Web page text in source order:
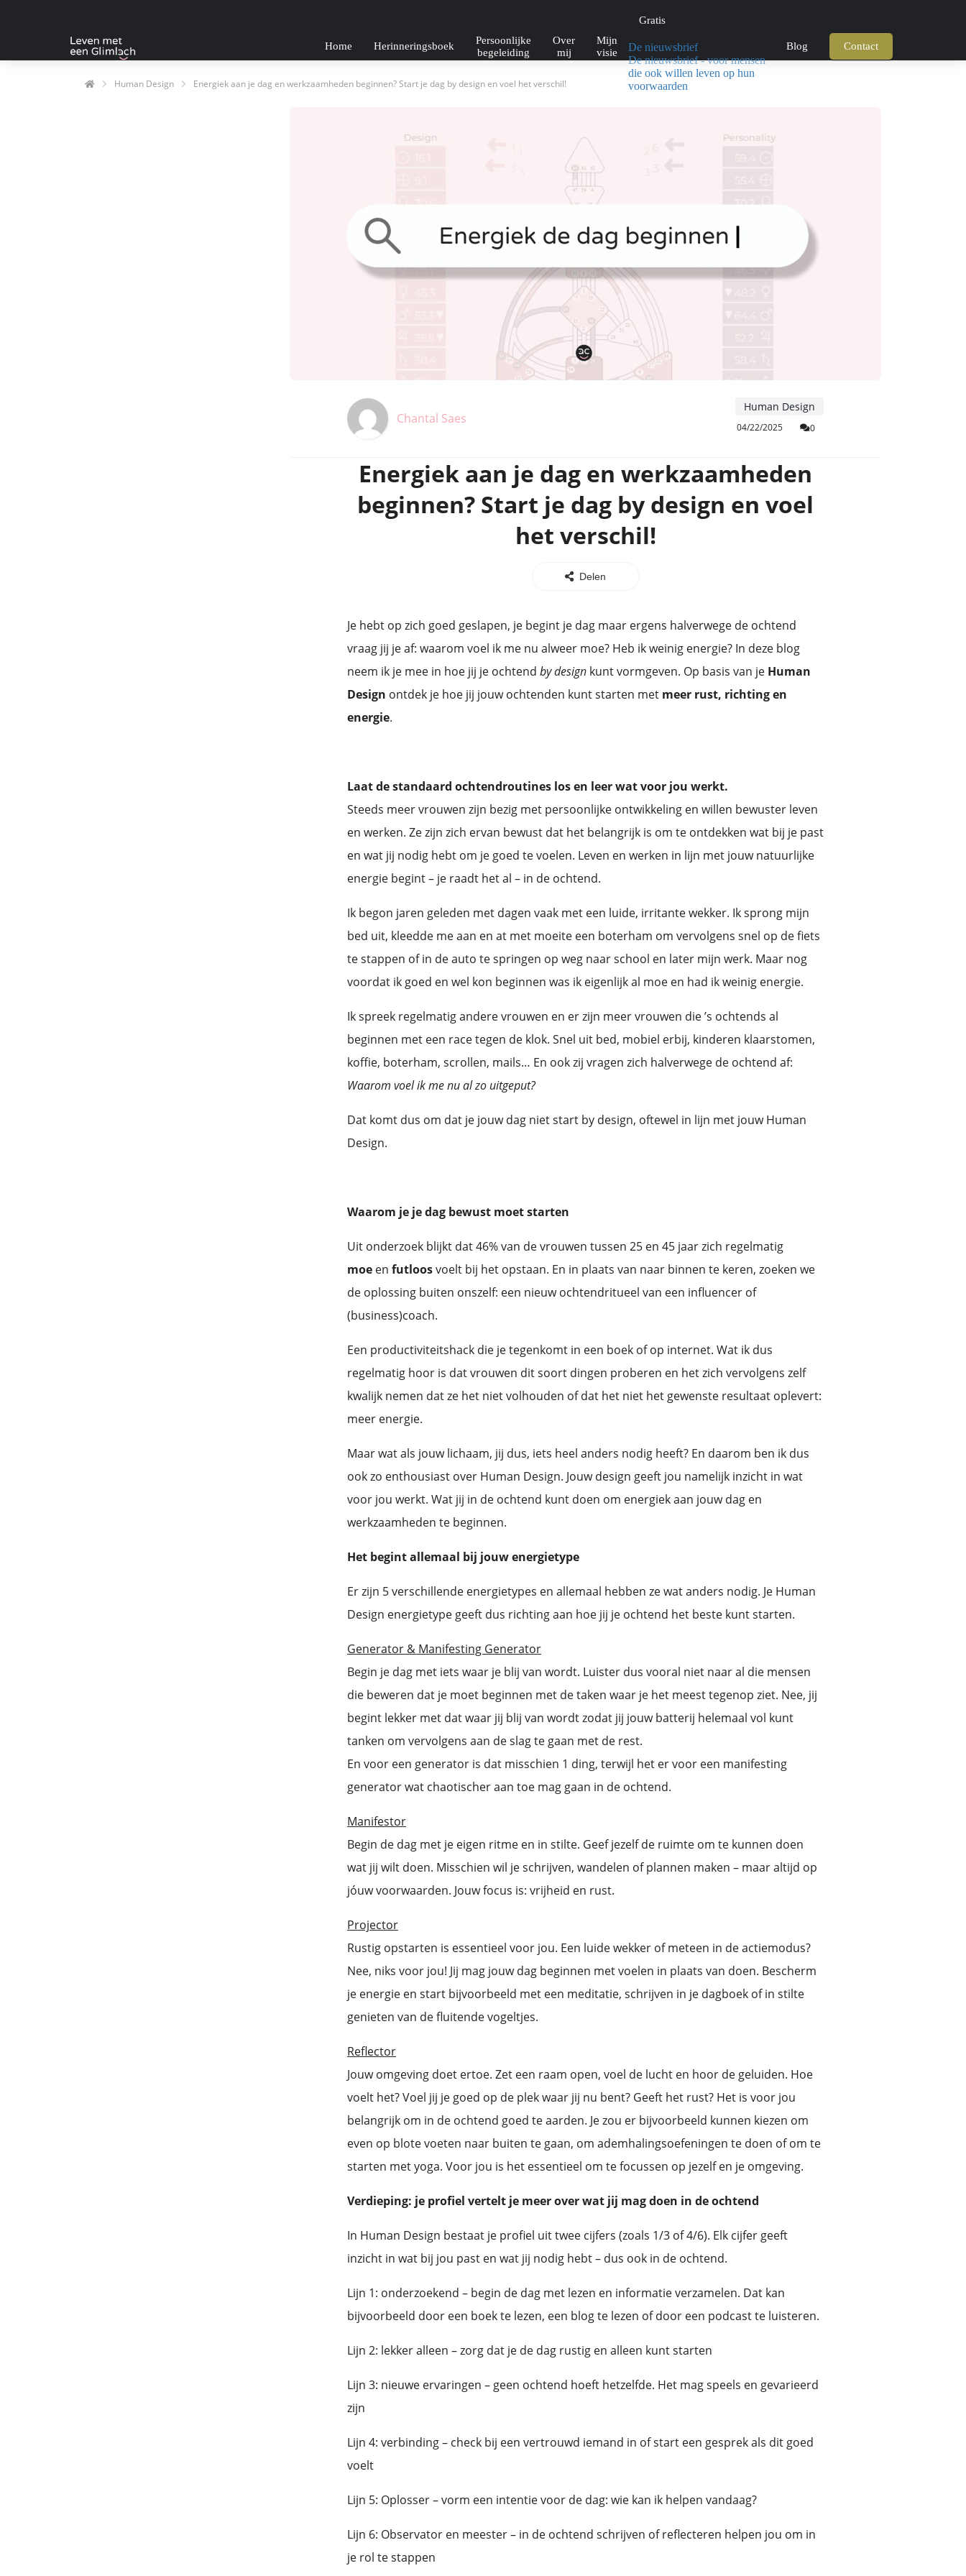
Home Herinneringsboek
Persoonlijke
begeleiding
Over
mij
Mijn
visie
Gratis
De nieuwsbrief
De nieuwsbrief - voor mensen
die ook willen leven op hun
voorwaarden
Blog Contact
Human Design Energiek aan je dag en werkzaamheden beginnen? Start je dag by design en voel het verschil!
Chantal Saes
Human Design
04/22/2025 0
Energiek aan je dag en werkzaamheden
beginnen? Start je dag by design en voel
het verschil!
Delen
Je hebt op zich goed geslapen, je begint je dag maar ergens halverwege de ochtend
vraag jij je af: waarom voel ik me nu alweer moe? Heb ik weinig energie? In deze blog
neem ik je mee in hoe jij je ochtend by design kunt vormgeven. Op basis van je Human
Design ontdek je hoe jij jouw ochtenden kunt starten met meer rust, richting en
energie.
Laat de standaard ochtendroutines los en leer wat voor jou werkt.
Steeds meer vrouwen zijn bezig met persoonlijke ontwikkeling en willen bewuster leven
en werken. Ze zijn zich ervan bewust dat het belangrijk is om te ontdekken wat bij je past
en wat jij nodig hebt om je goed te voelen. Leven en werken in lijn met jouw natuurlijke
energie begint – je raadt het al – in de ochtend.
Ik begon jaren geleden met dagen vaak met een luide, irritante wekker. Ik sprong mijn
bed uit, kleedde me aan en at met moeite een boterham om vervolgens snel op de fiets
te stappen of in de auto te springen op weg naar school en later mijn werk. Maar nog
voordat ik goed en wel kon beginnen was ik eigenlijk al moe en had ik weinig energie.
Ik spreek regelmatig andere vrouwen en er zijn meer vrouwen die ’s ochtends al
beginnen met een race tegen de klok. Snel uit bed, mobiel erbij, kinderen klaarstomen,
koffie, boterham, scrollen, mails… En ook zij vragen zich halverwege de ochtend af:
Waarom voel ik me nu al zo uitgeput?
Dat komt dus om dat je jouw dag niet start by design, oftewel in lijn met jouw Human
Design.
Waarom je je dag bewust moet starten
Uit onderzoek blijkt dat 46% van de vrouwen tussen 25 en 45 jaar zich regelmatig
moe en futloosvoelt bij het opstaan. En in plaats van naar binnen te keren, zoeken we
de oplossing buiten onszelf: een nieuw ochtendritueel van een influencer of
(business)coach.
Een productiviteitshack die je tegenkomt in een boek of op internet. Wat ik dus
regelmatig hoor is dat vrouwen dit soort dingen proberen en het zich vervolgens zelf
kwalijk nemen dat ze het niet volhouden of dat het niet het gewenste resultaat oplevert:
meer energie.
Maar wat als jouw lichaam, jij dus, iets heel anders nodig heeft? En daarom ben ik dus
ook zo enthousiast over Human Design. Jouw design geeft jou namelijk inzicht in wat
voor jou werkt. Wat jij in de ochtend kunt doen om energiek aan jouw dag en
werkzaamheden te beginnen.
Het begint allemaal bij jouw energietype
Er zijn 5 verschillende energietypes en allemaal hebben ze wat anders nodig. Je Human
Design energietype geeft dus richting aan hoe jij je ochtend het beste kunt starten.
Generator & Manifesting Generator
Begin je dag met iets waar je blij van wordt. Luister dus vooral niet naar al die mensen
die beweren dat je moet beginnen met de taken waar je het meest tegenop ziet. Nee, jij
begint lekker met dat waar jij blij van wordt zodat jij jouw batterij helemaal vol kunt
tanken om vervolgens aan de slag te gaan met de rest.
En voor een generator is dat misschien 1 ding, terwijl het er voor een manifesting
generator wat chaotischer aan toe mag gaan in de ochtend.
Manifestor
Begin de dag met je eigen ritme en in stilte. Geef jezelf de ruimte om te kunnen doen
wat jij wilt doen. Misschien wil je schrijven, wandelen of plannen maken – maar altijd op
jóuw voorwaarden. Jouw focus is: vrijheid en rust.
Projector
Rustig opstarten is essentieel voor jou. Een luide wekker of meteen in de actiemodus?
Nee, niks voor jou! Jij mag jouw dag beginnen met voelen in plaats van doen. Bescherm
je energie en start bijvoorbeeld met een meditatie, schrijven in je dagboek of in stilte
genieten van de fluitende vogeltjes.
Reflector
Jouw omgeving doet ertoe. Zet een raam open, voel de lucht en hoor de geluiden. Hoe
voelt het? Voel jij je goed op de plek waar jij nu bent? Geeft het rust? Het is voor jou
belangrijk om in de ochtend goed te aarden. Je zou er bijvoorbeeld kunnen kiezen om
even op blote voeten naar buiten te gaan, om ademhalingsoefeningen te doen of om te
starten met yoga. Voor jou is het essentieel om te focussen op jezelf en je omgeving.
Verdieping: je profiel vertelt je meer over wat jij mag doen in de ochtend
In Human Design bestaat je profiel uit twee cijfers (zoals 1/3 of 4/6). Elk cijfer geeft
inzicht in wat bij jou past en wat jij nodig hebt – dus ook in de ochtend.
Lijn 1: onderzoekend – begin de dag met lezen en informatie verzamelen. Dat kan
bijvoorbeeld door een boek te lezen, een blog te lezen of door een podcast te luisteren.
Lijn 2: lekker alleen – zorg dat je de dag rustig en alleen kunt starten
Lijn 3: nieuwe ervaringen – geen ochtend hoeft hetzelfde. Het mag speels en gevarieerd
zijn
Lijn 4: verbinding – check bij een vertrouwd iemand in of start een gesprek als dit goed
voelt
Lijn 5: Oplosser – vorm een intentie voor de dag: wie kan ik helpen vandaag?
Lijn 6: Observator en meester – in de ochtend schrijven of reflecteren helpen jou om in
je rol te stappen